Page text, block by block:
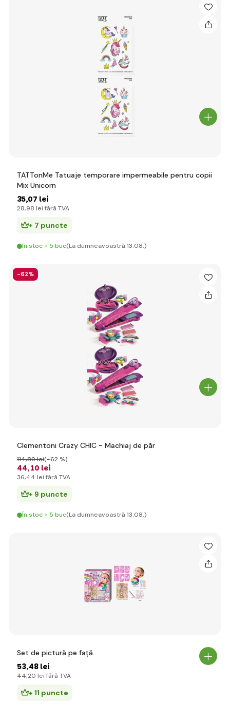
TATTonMe Tatuaje temporare impermeabile pentru copii
Mix Unicorn
35,07 lei
28,98 lei fără TVA
+ 7 puncte
În stoc > 5 buc(La dumneavoastră 13.08.)
-62%
Clementoni Crazy CHIC - Machiaj de păr
44,10 lei
114,89 lei(-62 %)
36,44 lei fără TVA
+ 9 puncte
În stoc > 5 buc(La dumneavoastră 13.08.)
Set de pictură pe față
53,48 lei
44,20 lei fără TVA
+ 11 puncte